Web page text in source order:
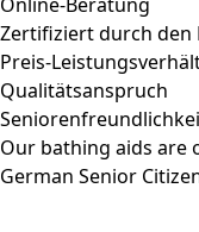
Zertifiziert durch den
Preis-
Qualitätsanspruch
Our bathing aids are
German Senior